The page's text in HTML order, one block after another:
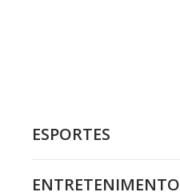
ESPORTES
ENTRETENIMENTO